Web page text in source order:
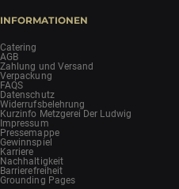
INFORMATIONEN
Catering
AGB
Zahlung und Versand
Verpackung
FAQS
Datenschutz
Widerrufsbelehrung
Kurzinfo Metzgerei Der Ludwig
Impressum
Pressemappe
Gewinnspiel
Karriere
Nachhaltigkeit
Barrierefreiheit
Grounding Pages